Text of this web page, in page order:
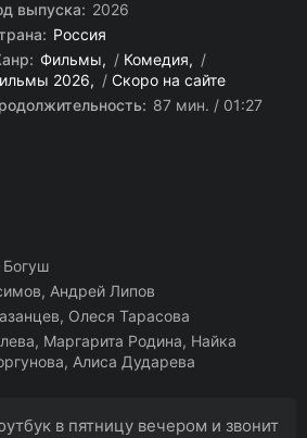
выпуска: 2026
Россия
Фильмы / Комедия
/
2026
/ Скоро на сайте
87 мин. / 01:27
Богуш
Андрей Липов
Олеся Тарасова
Маргарита Родина, Найка
Алиса Дударева
в пятницу вечером и звонит